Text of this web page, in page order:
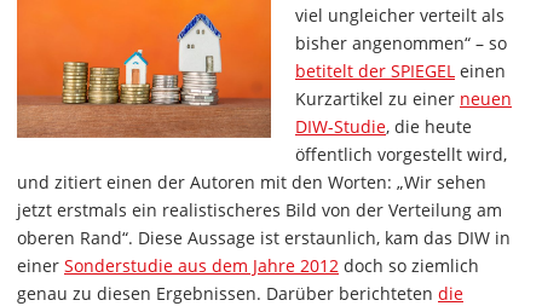
viel ungleicher verteilt als
bisher angenommen“ – so
betitelt der SPIEGEL einen
Kurzartikel zu einer neuen
DIW-Studie, die heute
öffentlich vorgestellt wird,
und zitiert einen der Autoren mit den Worten: „Wir sehen
jetzt erstmals ein realistischeres Bild von der Verteilung am
oberen Rand“. Diese Aussage ist erstaunlich, kam das DIW in
einer Sonderstudie aus dem Jahre 2012 doch so ziemlich
genau zu diesen Ergebnissen. Darüber berichteten die